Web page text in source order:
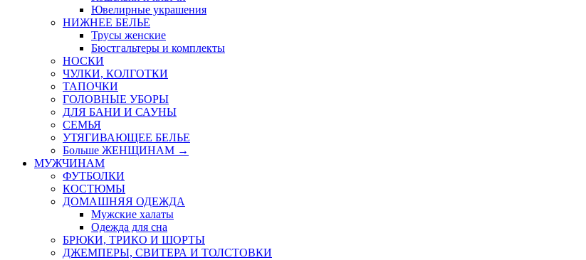
Ювелирные украшения
НИЖНЕЕ БЕЛЬЕ
Трусы женские
Бюстгальтеры и комплекты
НОСКИ
ЧУЛКИ, КОЛГОТКИ
ТАПОЧКИ
ГОЛОВНЫЕ УБОРЫ
ДЛЯ БАНИ И САУНЫ
СЕМЬЯ
УТЯГИВАЮЩЕЕ БЕЛЬЕ
Больше ЖЕНЩИНАМ →
МУЖЧИНАМ
ФУТБОЛКИ
КОСТЮМЫ
ДОМАШНЯЯ ОДЕЖДА
Мужские халаты
Одежда для сна
БРЮКИ, ТРИКО И ШОРТЫ
ДЖЕМПЕРЫ, СВИТЕРА И ТОЛСТОВКИ